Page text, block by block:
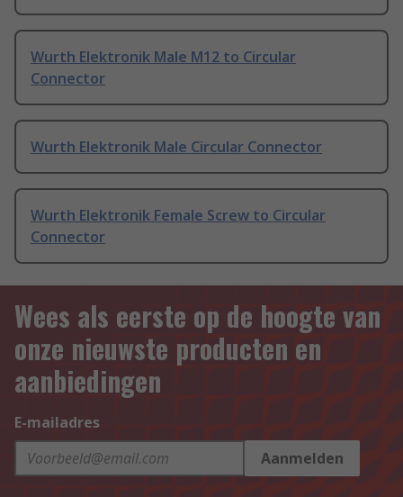
Wurth Elektronik Male M12 to Circular
Connector
Wurth Elektronik Male Circular Connector
Wurth Elektronik Female Screw to Circular
Connector
Wees als eerste op de hoogte van
onze nieuwste producten en
aanbiedingen
E-mailadres
Aanmelden